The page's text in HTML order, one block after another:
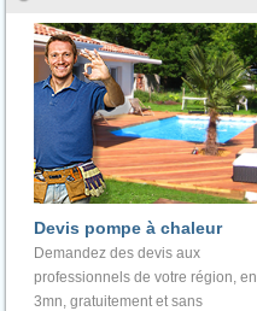
Devis pompe à chaleur
Demandez des devis aux
professionnels de votre région, en
3mn, gratuitement et sans